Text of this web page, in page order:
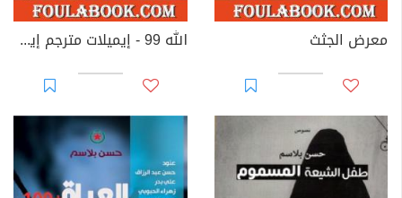
معرض الجثث الله 99 - إيميلات مترجم إيميل سيوران